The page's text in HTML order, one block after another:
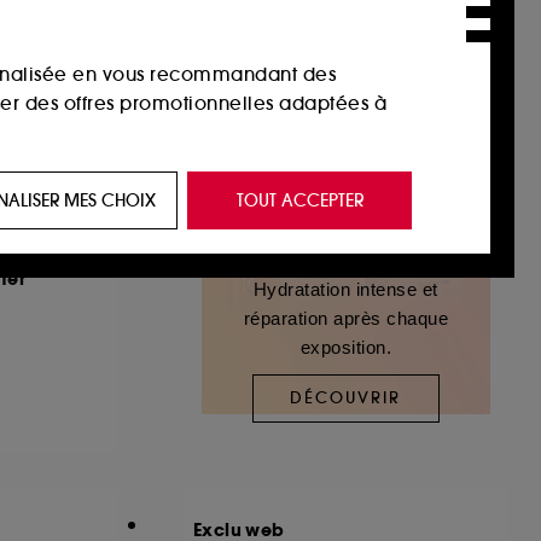
Hydratation intense et
réparation après chaque
exposition.
DÉCOUVRIR
Exclu web
en vous recommandant des
des offres promotionnelles adaptées à
vous plaire via des publicités, y compris
navigation sur notre site afin d’en
fraudes aux moyens de paiement et les
TOUT ACCEPTER
MES CHOIX